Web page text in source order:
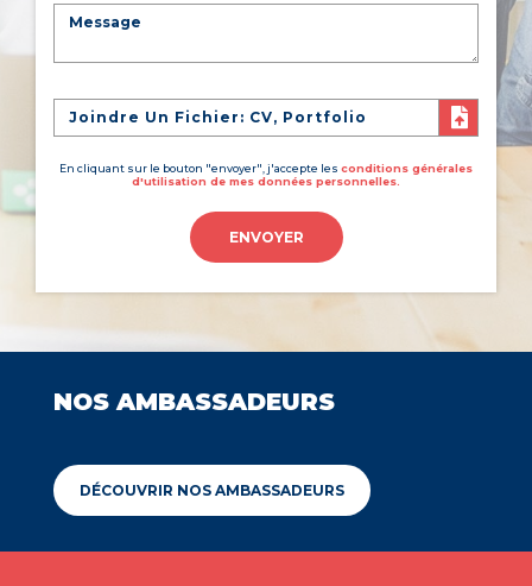
Joindre Un Fichier: CV, Portfolio
En cliquant sur le bouton "envoyer", j'accepte les conditions générales
d'utilisation de mes données personnelles.
ENVOYER
NOS AMBASSADEURS
DÉCOUVRIR NOS AMBASSADEURS